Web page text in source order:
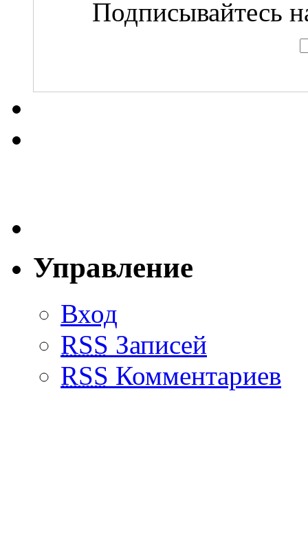
Подписывайтесь
Управление
Вход
RSS Записей
RSS Комментариев